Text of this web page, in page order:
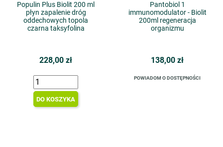
Populin Plus Biolit 200 ml
płyn zapalenie dróg
oddechowych topola
czarna taksyfolina
228,00 zł
DO KOSZYKA
Pantobiol 1
immunomodulator - Biolit
200ml regeneracja
organizmu
138,00 zł
POWIADOM O DOSTĘPNOŚCI